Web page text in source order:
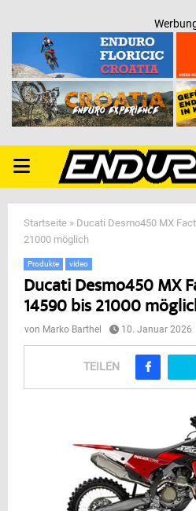
PRIMARY
MENU
Startseite » Ducati Desmo450 MX
21000 möglich
Produkte video
Ducati Desmo450 MX
14590 bis 21000
von Marko Barthel 10. Januar 2026
TEILEN